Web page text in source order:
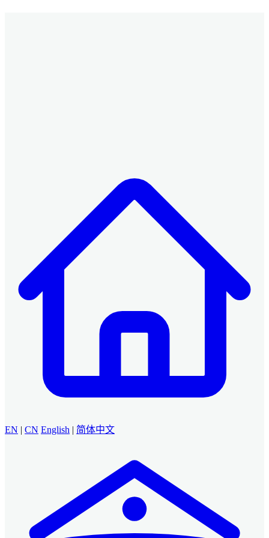
EN | CN English | 简体中文